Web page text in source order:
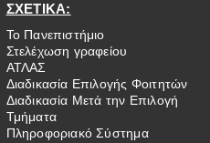
ΣΧΕΤΙΚΑ:
Το Πανεπιστήμιο
Στελέχωση γραφείου
ΑΤΛΑΣ
Διαδικασία Επιλογής Φοιτητών
Διαδικασία Μετά την Επιλογή
Τμήματα
Πληροφοριακό Σύστημα